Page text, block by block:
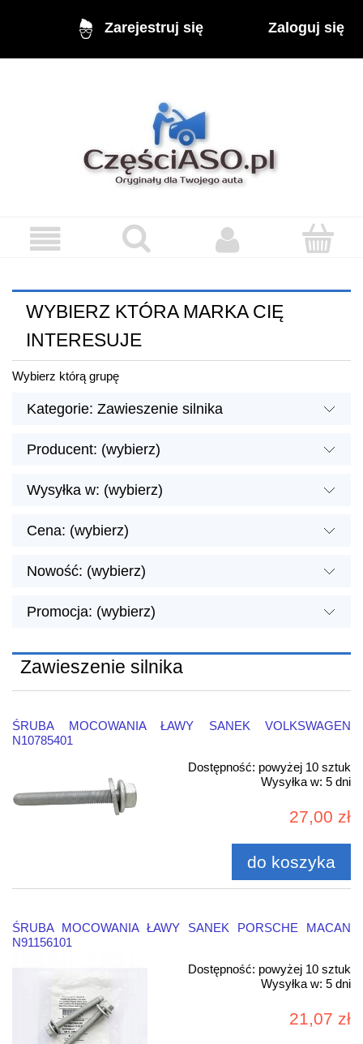
Zarejestruj się Zaloguj się
WYBIERZ KTÓRA MARKA CIĘ
INTERESUJE
Wybierz którą grupę
Kategorie: Zawieszenie silnika
Producent: (wybierz)
Wysyłka w: (wybierz)
Cena: (wybierz)
Nowość: (wybierz)
Promocja: (wybierz)
Zawieszenie silnika
ŚRUBA MOCOWANIA ŁAWY SANEK VOLKSWAGEN
N10785401
Dostępność: powyżej 10 sztuk
Wysyłka w: 5 dni
27,00 zł
do koszyka
ŚRUBA MOCOWANIA ŁAWY SANEK PORSCHE MACAN
N91156101
Dostępność: powyżej 10 sztuk
Wysyłka w: 5 dni
21,07 zł